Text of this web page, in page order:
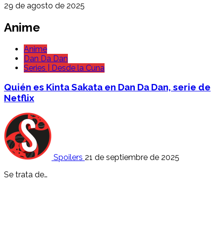
29 de agosto de 2025
Anime
Anime
Dan Da Dan
Series | Desde la Cuna
Quién es Kinta Sakata en Dan Da Dan, serie de
Netflix
Spoilers 21 de septiembre de 2025
Se trata de…